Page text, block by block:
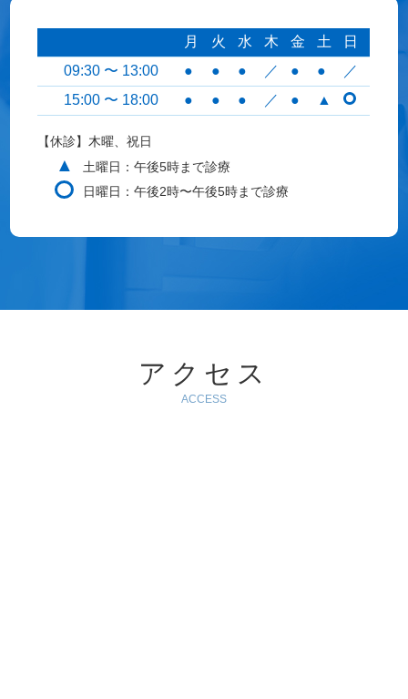
月 火 水 木 金 土
日
09:30 〜 13:00
● ● ● ／ ● ●
／
15:00 〜 18:00
● ● ● ／ ● ▲
【休診】木曜、祝日
▲
土曜日：午後5時まで診療
日曜日：午後2時〜午後5時まで診療
アクセス
ACCESS